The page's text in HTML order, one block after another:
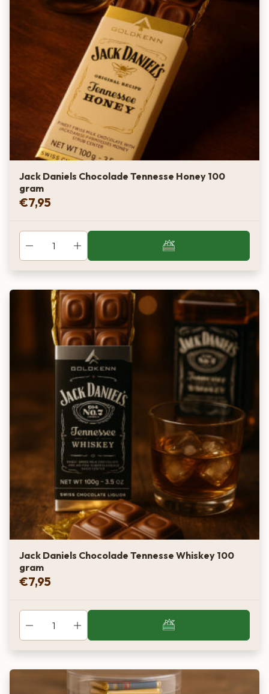
Jack Daniels Chocolade Tennesse Honey 100
gram
€7,95
Jack Daniels Chocolade Tennesse Whiskey 100
gram
€7,95